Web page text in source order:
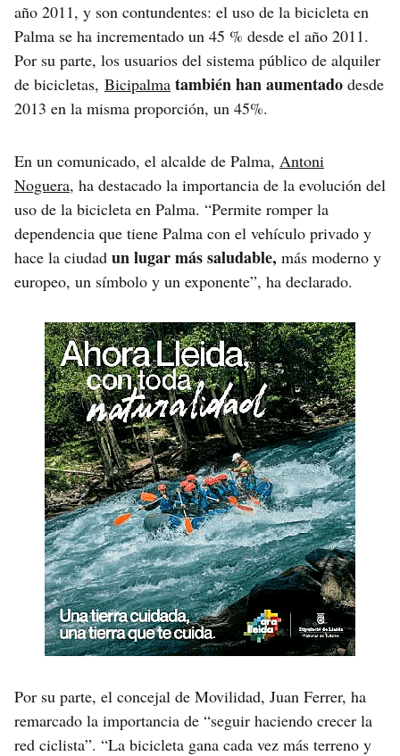
año 2011, y son contundentes: el uso de la bicicleta en
Palma se ha incrementado un 45 % desde el año 2011.
Por su parte, los usuarios del sistema público de alquiler
de bicicletas, Bicipalma también han aumentado desde
2013 en la misma proporción, un 45%.
En un comunicado, el alcalde de Palma, Antoni
Noguera, ha destacado la importancia de la evolución del
uso de la bicicleta en Palma. “Permite romper la
dependencia que tiene Palma con el vehículo privado y
hace la ciudad un lugar más saludable, más moderno y
europeo, un símbolo y un exponente”, ha declarado.
Por su parte, el concejal de Movilidad, Juan Ferrer, ha
remarcado la importancia de “seguir haciendo crecer la
red ciclista”. “La bicicleta gana cada vez más terreno y